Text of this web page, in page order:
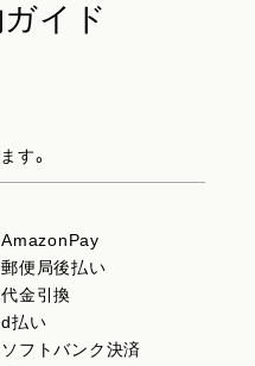
イド
す。
AmazonPay
郵便局後払い
代金引換
d払い
ソフトバンク決済